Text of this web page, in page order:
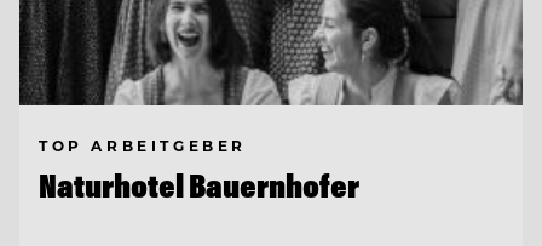
TOP ARBEITGEBER
Naturhotel Bauernhofer